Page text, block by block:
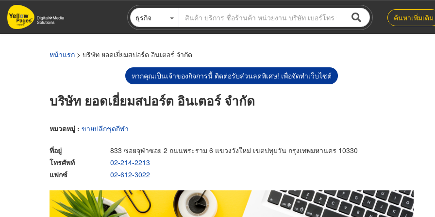
ข้าม
ไป
ธุรกิจ ค้นหาเพิ่มเติม
หน้าแรก > บริษัท ยอดเยี่ยมสปอร์ต อินเตอร์ จำกัด
หากคุณเป็นเจ้าของกิจการนี้ ติดต่อรับส่วนลดพิเศษ! เพื่อจัดทำเว็บไซต์
บริษัท ยอดเยี่ยมสปอร์ต อินเตอร์ จำกัด
หมวดหมู่ : ขายปลีกชุดกีฬา
ที่อยู่
833 ซอยจุฬาซอย 2 ถนนพระราม 6 แขวงวังใหม่ เขตปทุมวัน กรุงเทพมหานคร 10330
โทรศัพท์
02-214-2213
แฟกซ์
02-612-3022